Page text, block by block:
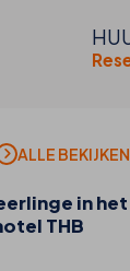
ALLE BEKIJKEN
in het
THB